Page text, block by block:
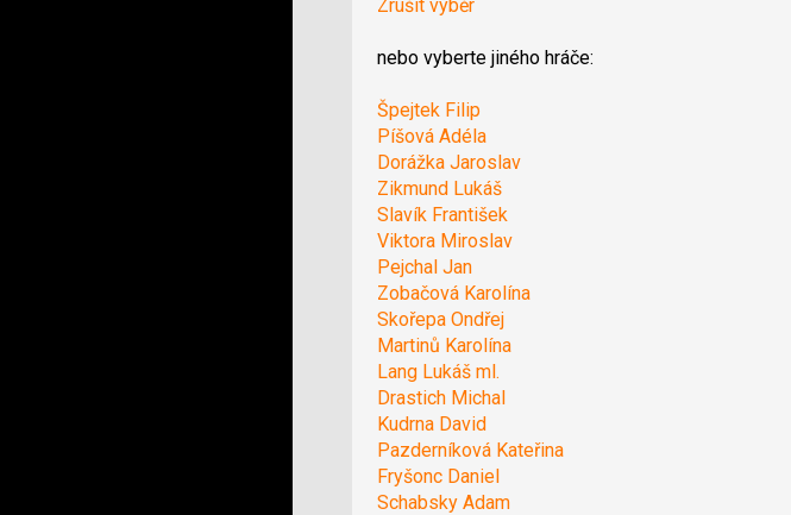
Zrušit výběr
nebo vyberte jiného hráče:
Špejtek Filip
Píšová Adéla
Dorážka Jaroslav
Zikmund Lukáš
Slavík František
Viktora Miroslav
Pejchal Jan
Zobačová Karolína
Skořepa Ondřej
Martinů Karolína
Lang Lukáš ml.
Drastich Michal
Kudrna David
Pazderníková Kateřina
Fryšonc Daniel
Schabsky Adam